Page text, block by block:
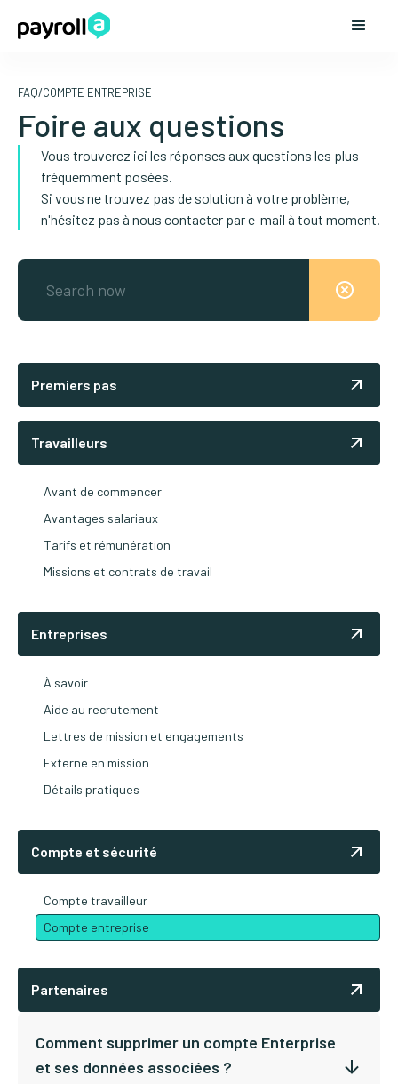
FAQ/COMPTE ENTREPRISE
Foire aux questions
Vous trouverez ici les réponses aux questions les plus
fréquemment posées.
Si vous ne trouvez pas de solution à votre problème,
n'hésitez pas à nous contacter par e-mail à tout moment.
Premiers pas
Travailleurs
Avant de commencer
Avantages salariaux
Tarifs et rémunération
Missions et contrats de travail
Entreprises
À savoir
Aide au recrutement
Lettres de mission et engagements
Externe en mission
Détails pratiques
Compte et sécurité
Compte travailleur
Compte entreprise
Partenaires
Comment supprimer un compte Enterprise
et ses données associées ?